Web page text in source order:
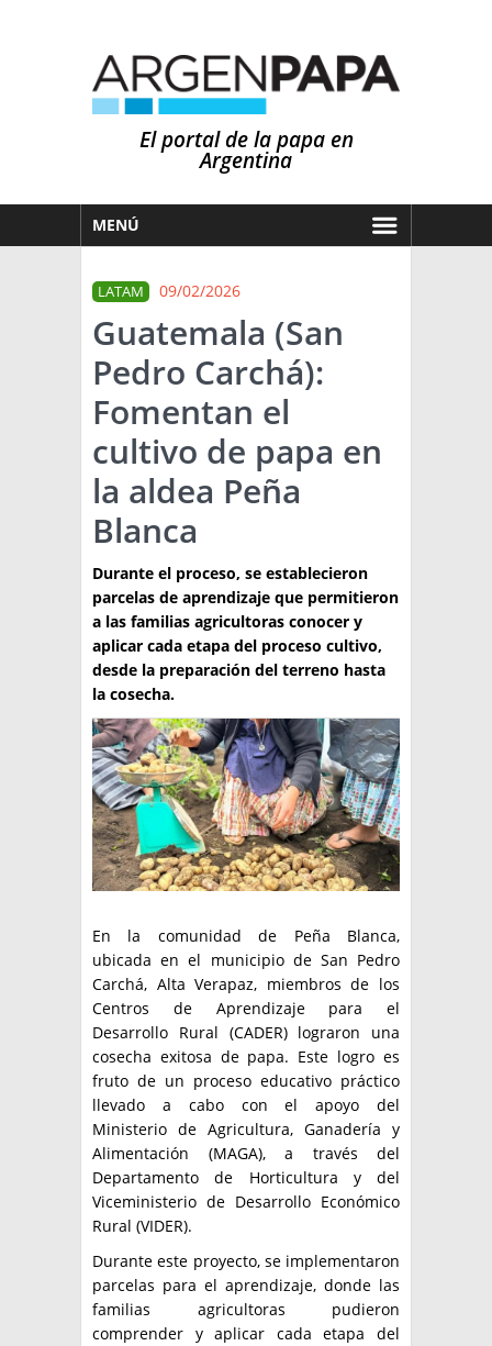
El portal de la papa en
Argentina
MENÚ
MERCADOS
NOTICIAS
EN ESPAÑOL
OTROS IDIOMAS
PRONÓSTICO
LLUVIAS
ARGENTINA
EL MUNDO
TÉCNICA
PRODUCCION
CLASIFICADOS
INTERES GENERAL
LA PAPA
RESOLUCIONES Y NORMATIVAS
ENLACES
ARGENPAPA
PUBLICIDAD
QUIENES SOMOS
CONTACTO
BUSCAR NOTICIAS
BUSCAR
LATAM 09/02/2026
Guatemala (San
Pedro Carchá):
Fomentan el
cultivo de papa en
la aldea Peña
Blanca
Durante el proceso, se establecieron
parcelas de aprendizaje que permitieron
a las familias agricultoras conocer y
aplicar cada etapa del proceso cultivo,
desde la preparación del terreno hasta
la cosecha.
En la comunidad de Peña Blanca,
ubicada en el municipio de San Pedro
Carchá, Alta Verapaz, miembros de los
Centros de Aprendizaje para el
Desarrollo Rural (CADER) lograron una
cosecha exitosa de papa. Este logro es
fruto de un proceso educativo práctico
llevado a cabo con el apoyo del
Ministerio de Agricultura, Ganadería y
Alimentación (MAGA), a través del
Departamento de Horticultura y del
Viceministerio de Desarrollo Económico
Rural (VIDER).
Durante este proyecto, se implementaron
parcelas para el aprendizaje, donde las
familias agricultoras pudieron
comprender y aplicar cada etapa del